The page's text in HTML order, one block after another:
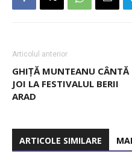
Articolul anterior
GHIȚĂ MUNTEANU CÂNTĂ
JOI LA FESTIVALUL BERII
ARAD
ARTICOLE SIMILARE